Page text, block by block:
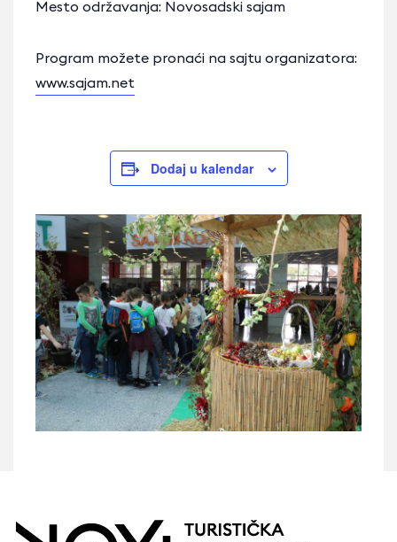
Mesto održavanja: Novosadski sajam
Program možete pronaći na sajtu organizatora:
www.sajam.net
Dodaj u kalendar